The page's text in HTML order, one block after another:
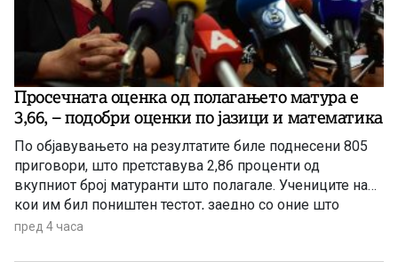
Просечната оценка од полагањето матура е
3,66, – подобри оценки по јазици и математика
По објавувањето на резултатите биле поднесени 805
приговори, што претставува 2,86 проценти од
вкупниот број матуранти што полагале. Учениците на
кои им бил поништен тестот, заедно со оние што
отсуствувале во јуни, ќе може да полагаат во
пред 4 часа